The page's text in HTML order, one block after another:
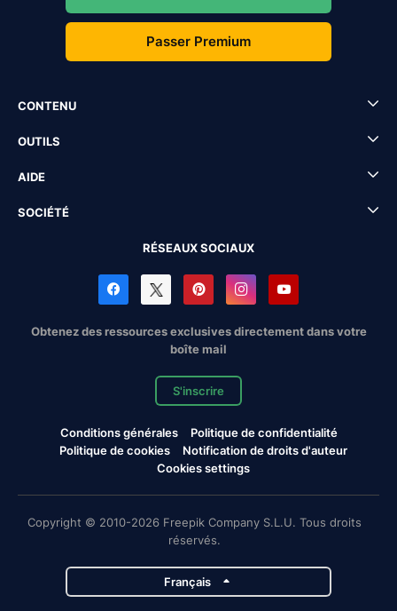
Passer Premium
CONTENU
OUTILS
AIDE
SOCIÉTÉ
RÉSEAUX SOCIAUX
Obtenez des ressources exclusives directement dans votre
boîte mail
S'inscrire
Conditions générales
Politique de confidentialité
Politique de cookies
Notification de droits d'auteur
Cookies settings
Copyright © 2010-2026 Freepik Company S.L.U. Tous droits
réservés.
Français